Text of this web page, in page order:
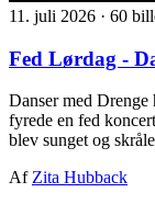
11. juli 2026 · 60
Fed Lørdag -
Danser med
fyrede en fed
blev sunget og
Af Zita Hubback